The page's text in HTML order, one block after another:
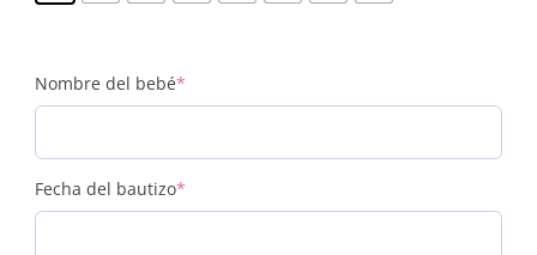
Nombre del bebé*(required)
Fecha del bautizo*(required)